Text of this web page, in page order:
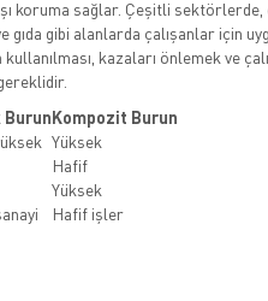
koruma sağlar. Çeşitli sektörlerde,
gıda gibi alanlarda çalışanlar için
kullanılması, kazaları önlemek ve
BurunKompozit Burun
Yüksek
Hafif
Yüksek
Hafif işler